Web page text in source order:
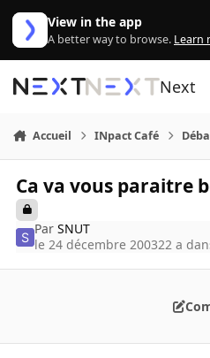
Aller au contenu
View in the app
A better way to browse. Learn
Next
Accueil INpact Café
Ca va vous paraitre
ParSNUT
le 24 décembre 200322 a